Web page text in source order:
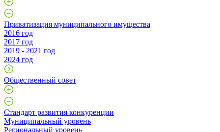
Приватизация муниципального имущества
2016 год
2017 год
2019 - 2021 год
2024 год
Общественный совет
Стандарт развития конкуренции
Муниципальный уровень
Региональный уровень